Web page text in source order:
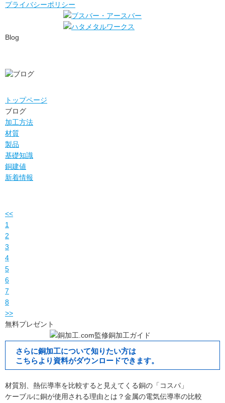
プライバシーポリシー
Blog
トップページ
ブログ
加工方法
材質
製品
基礎知識
銅建値
新着情報
<<
1
2
3
4
5
6
7
8
>>
無料プレゼント
さらに銅加工について知りたい方は
こちらより資料がダウンロードできます。
材質別、熱伝導率を比較すると見えてくる銅の「コスパ」
ケーブルに銅が使用される理由とは？金属の電気伝導率の比較